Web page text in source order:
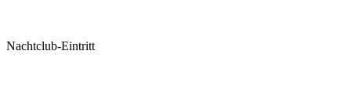
Nachtclub-Eintritt